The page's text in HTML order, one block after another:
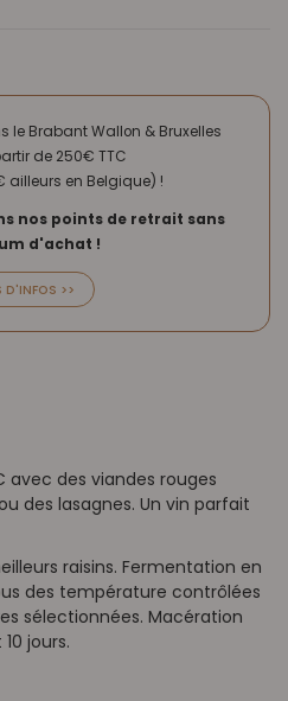
le Brabant Wallon & Bruxelles
de 250€ TTC
ailleurs en Belgique) !
nos points de retrait sans
d'achat !
D'INFOS >>
avec des viandes rouges
des lasagnes. Un vin parfait
raisins. Fermentation en
des température contrôlées
sélectionnées. Macération
jours.